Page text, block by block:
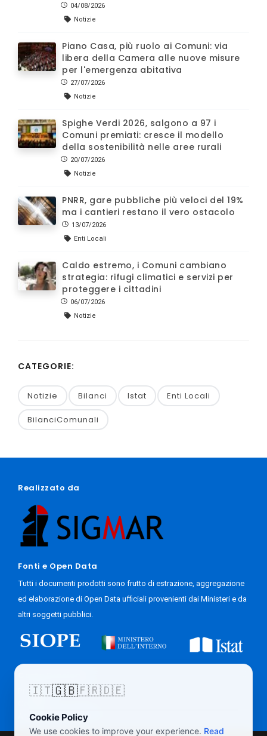
04/08/2026
Notizie
Piano Casa, più ruolo ai Comuni: via
libera della Camera alle nuove misure
per l'emergenza abitativa
27/07/2026
Notizie
Spighe Verdi 2026, salgono a 97 i
Comuni premiati: cresce il modello
della sostenibilità nelle aree rurali
20/07/2026
Notizie
PNRR, gare pubbliche più veloci del 19%
ma i cantieri restano il vero ostacolo
13/07/2026
Enti Locali
Caldo estremo, i Comuni cambiano
strategia: rifugi climatici e servizi per
proteggere i cittadini
06/07/2026
Notizie
CATEGORIE:
Notizie Bilanci Istat Enti Locali
BilanciComunali
Realizzato da
Fonti e Open Data
Tutti i documenti prodotti sono frutto di estrazione, aggregazione
ed elaborazione di Open Data ufficiali provenienti dai Ministeri e da
altri soggetti pubblici.
Progetto
Accesso Giornalisti
🇮🇹🇬🇧🇫🇷🇩🇪
Cookie Policy
We use cookies to improve your experience. Read